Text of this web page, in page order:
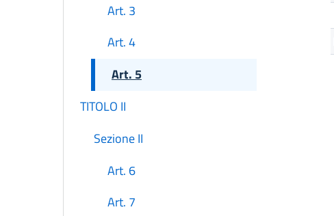
Art. 3
Art. 4
Art. 5
TITOLO II
Sezione II
Art. 6
Art. 7